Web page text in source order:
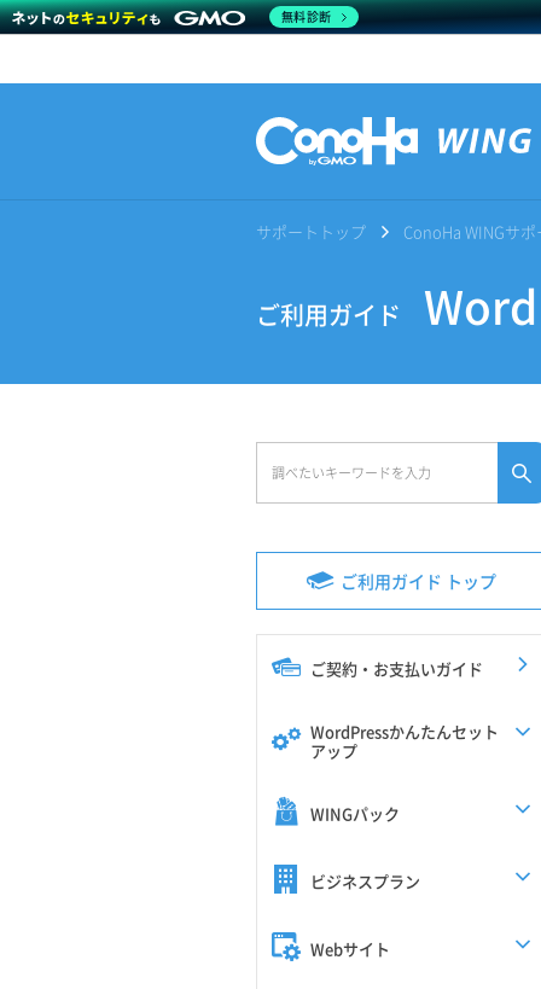
サポートトップ ConoHa WINGサ
ご利用ガイド
ご利用ガイド トップ
ご契約・お支払いガイド
WordPressかんたんセット
アップ
WINGパック
ビジネスプラン
Webサイト
無料診断